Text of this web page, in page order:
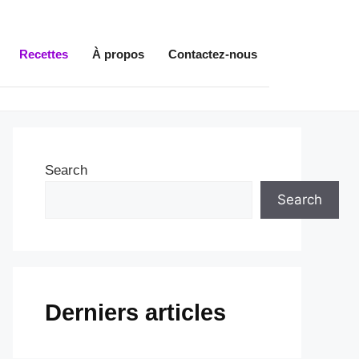
Recettes À propos Contactez-nous
Search
Search
Derniers articles